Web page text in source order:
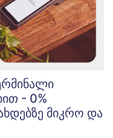
- 0%
მიკრო და